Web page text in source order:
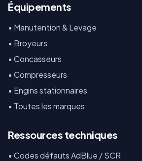
Équipements
• Manutention & Levage
• Broyeurs
• Concasseurs
• Compresseurs
• Engins stationnaires
• Toutes les marques
Ressources techniques
• Codes défauts AdBlue / SCR